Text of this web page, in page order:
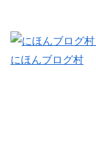
にほんブログ村